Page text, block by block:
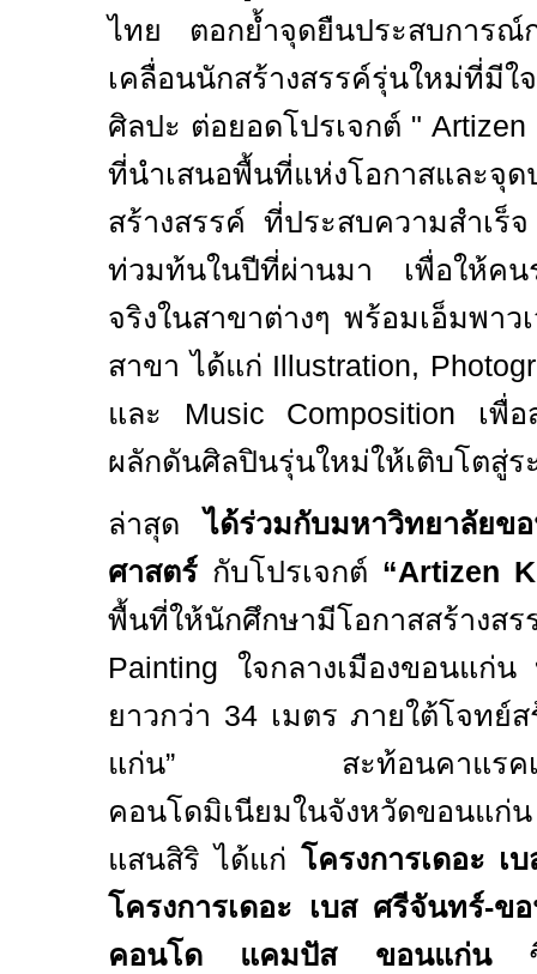
ไทย ตอกย้ำจุดยืนประสบการ
เคลื่อนนักสร้างสรรค์รุ่นใหม่ที่มีใ
ศิลปะ ต่อยอดโปรเจกต์ " Artizen
ที่นำเสนอพื้นที่แห่งโอกาสและจุ
สร้างสรรค์ ที่ประสบความสำเร็
ท่วมท้นในปีที่ผ่านมา เพื่อให้คน
จริงในสาขาต่างๆ พร้อมเอ็มพาว
สาขา ได้แก่ Illustration,
และ Music Composition เพื่
ผลักดันศิลปินรุ่นใหม่ให้เติบโตสู่
ล่าสุดได้ร่วมกับมหาวิทยาลัย
ศาสตร์ กับโปรเจกต์ “Artizen
พื้นที่ให้นักศึกษามีโอกาสสร้า
Painting ใจกลางเมืองขอนแก่
ยาวกว่า 34 เมตร ภายใต้โจทย์ส
แก่น” สะท้อนคาแรคเตอ
คอนโดมิเนียมในจังหวัดขอนแ
แสนสิริ ได้แก่ โครงการเดอะ
โครงการเดอะ เบส ศรีจันทร์-ข
คอนโด แคมปัส ขอนแก่นชิ